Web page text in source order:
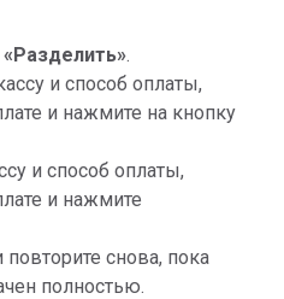
«Разделить».
и способ оплаты,
и нажмите на кнопку
и способ оплаты,
и нажмите
снова, пока
полностью.